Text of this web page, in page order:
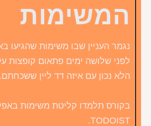
המשימות
נגמר העניין שבו משימות שהגיעו
לפני שלושה ימים פתאום קופצות
הלא נכון עם איזה דד ליין ששכחתם.
בקורס תלמדו קליטת משימות
TODOIST.